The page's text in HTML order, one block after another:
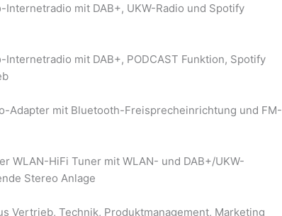
Internetradio mit DAB+, UKW-Radio und Spotify
Internetradio mit DAB+, PODCAST Funktion, Spotify
Adapter mit Bluetooth-Freisprecheinrichtung und FM-
WLAN-HiFi Tuner mit WLAN- und DAB+/UKW-
Stereo Anlage
Vertrieb, Technik, Produktmanagement, Marketing